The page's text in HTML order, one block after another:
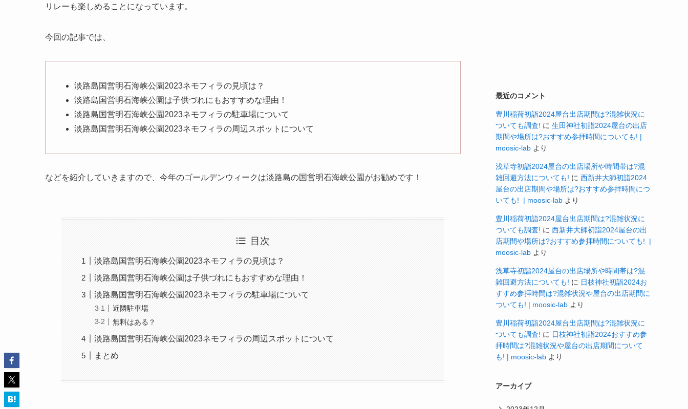
リレーも楽しめることになっています。
今回の記事では、
淡路島国営明石海峡公園2023ネモフィラの見頃は？
淡路島国営明石海峡公園は子供づれにもおすすめな理由！
淡路島国営明石海峡公園2023ネモフィラの駐車場について
淡路島国営明石海峡公園2023ネモフィラの周辺スポットについて
などを紹介していきますので、今年のゴールデンウィークは淡路島の国営明石海峡公園がお勧めです！
目次
淡路島国営明石海峡公園2023ネモフィラの見頃は？
淡路島国営明石海峡公園は子供づれにもおすすめな理由！
淡路島国営明石海峡公園2023ネモフィラの駐車場について
近隣駐車場
無料はある？
淡路島国営明石海峡公園2023ネモフィラの周辺スポットについて
まとめ
最近のコメント
豊川稲荷初詣2024屋台出店期間は?混雑状況に
ついても調査! に 生田神社初詣2024屋台の出店
期間や場所は?おすすめ参拝時間についても! |
moosic-lab より
浅草寺初詣2024屋台の出店場所や時間帯は?混
雑回避方法についても! に 西新井大師初詣2024
屋台の出店期間や場所は?おすすめ参拝時間につ
いても! | moosic-lab より
豊川稲荷初詣2024屋台出店期間は?混雑状況に
ついても調査! に 西新井大師初詣2024屋台の出
店期間や場所は?おすすめ参拝時間についても! |
moosic-lab より
浅草寺初詣2024屋台の出店場所や時間帯は?混
雑回避方法についても! に 日枝神社初詣2024お
すすめ参拝時間は?混雑状況や屋台の出店期間に
ついても! | moosic-lab より
豊川稲荷初詣2024屋台出店期間は?混雑状況に
ついても調査! に 日枝神社初詣2024おすすめ参
拝時間は?混雑状況や屋台の出店期間について
も! | moosic-lab より
アーカイブ